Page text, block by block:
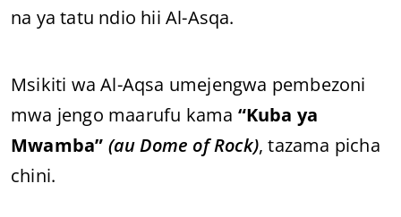
na ya tatu ndio hii Al-Asqa.
Msikiti wa Al-Aqsa umejengwa pembezoni
mwa jengo maarufu kama “Kuba ya
Mwamba” (au Dome of Rock), tazama picha
chini.